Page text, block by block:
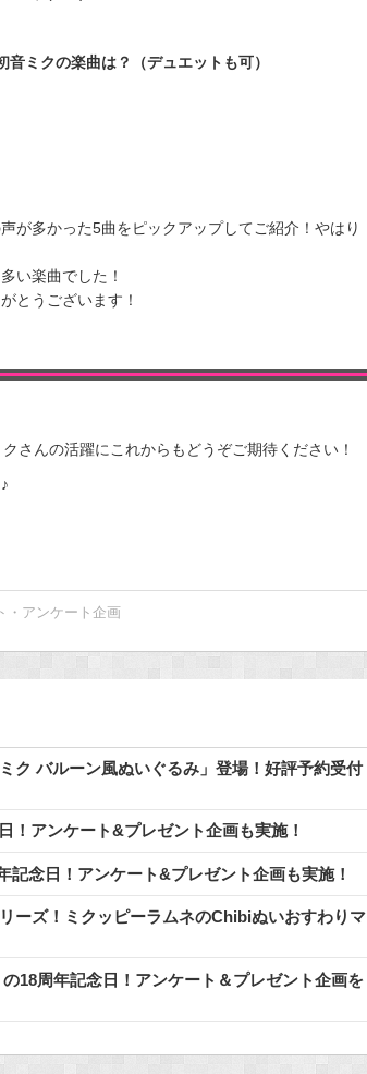
ミクの楽曲は？（デュエットも可）
が多かった5曲をピックアップしてご紹介！やはり
い楽曲でした！
とうございます！
さんの活躍にこれからもどうぞご期待ください！
・アンケート企画
ク バルーン風ぬいぐるみ」登場！好評予約受付
！アンケート&プレゼント企画も実施！
記念日！アンケート&プレゼント企画も実施！
ーズ！ミクッピーラムネのChibiぬいおすわりマ
18周年記念日！アンケート＆プレゼント企画を